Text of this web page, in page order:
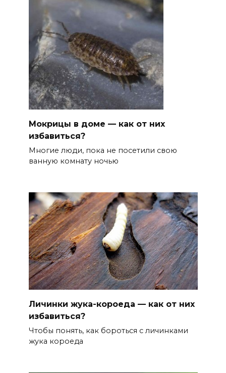
Мокрицы в доме — как от них
избавиться?
Многие люди, пока не посетили свою
ванную комнату ночью
Личинки жука-короеда — как от них
избавиться?
Чтобы понять, как бороться с личинками
жука короеда